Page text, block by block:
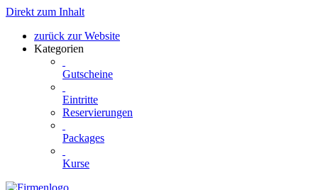
Direkt zum Inhalt
zurück zur Website
Kategorien
Gutscheine
Eintritte
Reservierungen
Packages
Kurse